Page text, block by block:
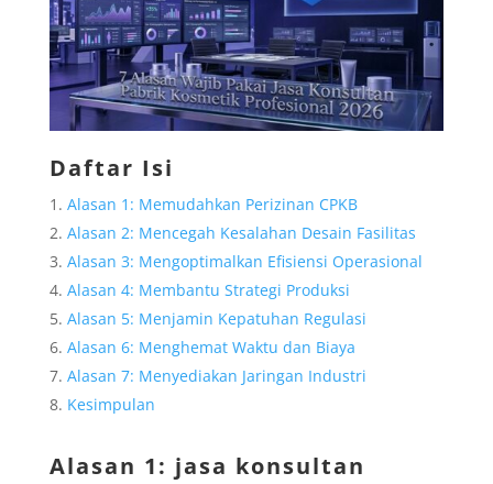
Daftar Isi
Alasan 1: Memudahkan Perizinan CPKB
Alasan 2: Mencegah Kesalahan Desain Fasilitas
Alasan 3: Mengoptimalkan Efisiensi Operasional
Alasan 4: Membantu Strategi Produksi
Alasan 5: Menjamin Kepatuhan Regulasi
Alasan 6: Menghemat Waktu dan Biaya
Alasan 7: Menyediakan Jaringan Industri
Kesimpulan
Alasan 1: jasa konsultan